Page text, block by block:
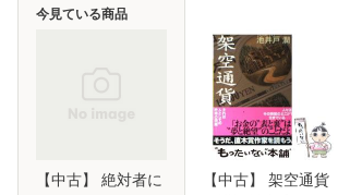
【中古】 絶対者に
今見ている商品
【中古】 架空通貨